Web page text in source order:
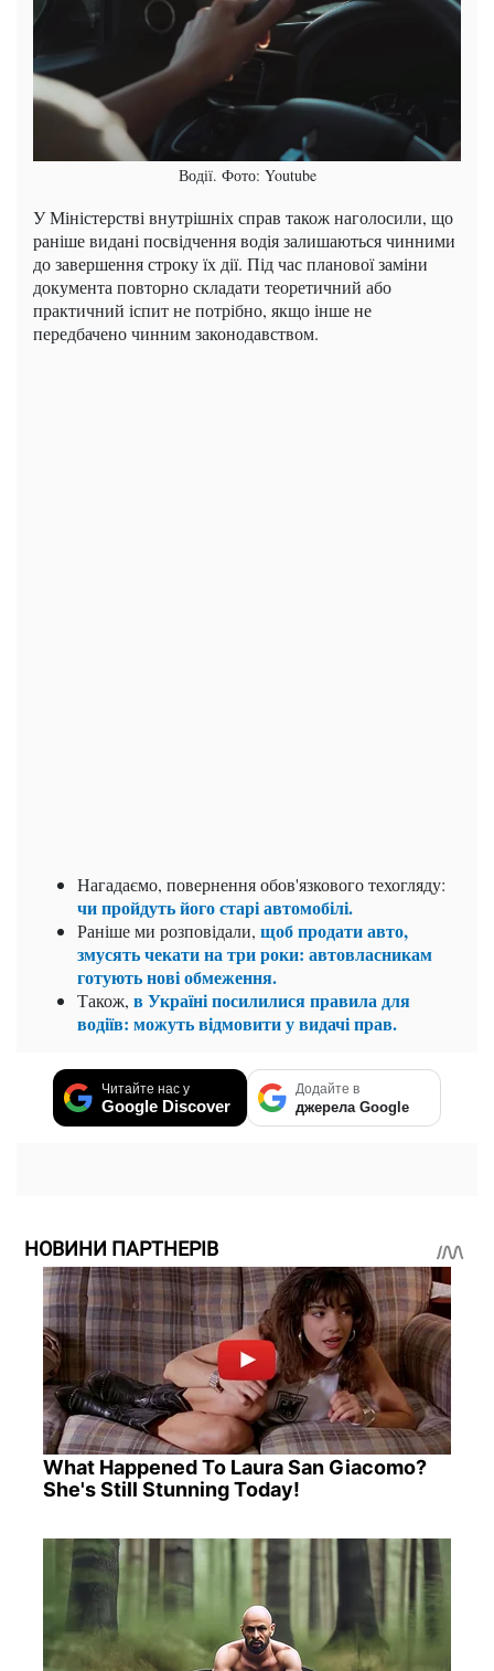
Водії. Фото: Youtube
У Міністерстві внутрішніх справ також наголосили, що
раніше видані посвідчення водія залишаються чинними
до завершення строку їх дії. Під час планової заміни
документа повторно складати теоретичний або
практичний іспит не потрібно, якщо інше не
передбачено чинним законодавством.
Нагадаємо, повернення обов'язкового техогляду:
чи пройдуть його старі автомобілі.
Раніше ми розповідали, щоб продати авто,
змусять чекати на три роки: автовласникам
готують нові обмеження.
Також, в Україні посилилися правила для
водіїв: можуть відмовити у видачі прав.
Читайте нас у
Google Discover
Додайте в
джерела Google
НОВИНИ ПАРТНЕРІВ
What Happened To Laura San Giacomo?
She's Still Stunning Today!